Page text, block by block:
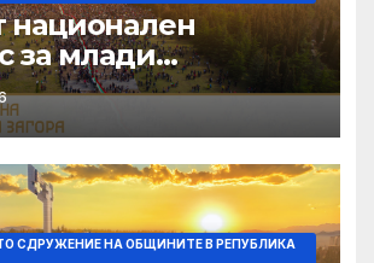
национален
за млади
„Дунавски
се подготвя в
СДРУЖЕНИЕ НА ОБЩИНИТЕ В РЕПУБЛИКА